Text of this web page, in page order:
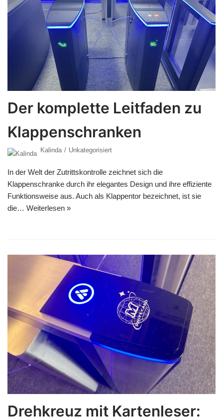
Der komplette Leitfaden zu
Klappenschranken
Kalinda Unkategorisiert
In der Welt der Zutrittskontrolle zeichnet sich die
Klappenschranke durch ihr elegantes Design und ihre effiziente
Funktionsweise aus. Auch als Klappentor bezeichnet, ist sie
die… Weiterlesen »
Drehkreuz mit Kartenleser: